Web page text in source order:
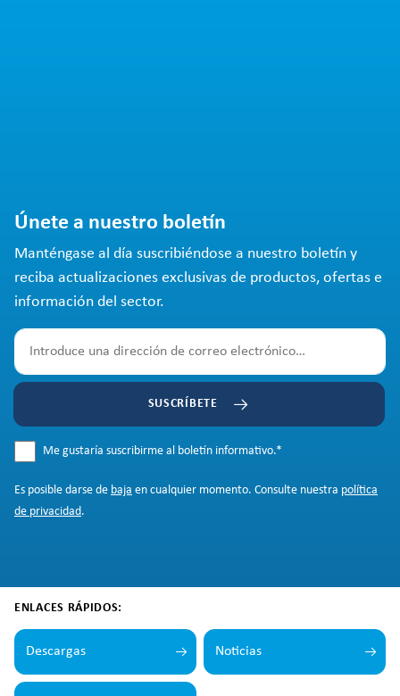
Únete a nuestro boletín
Manténgase al día suscribiéndose a nuestro boletín y
reciba actualizaciones exclusivas de productos, ofertas e
información del sector.
SUSCRÍBETE
Me gustaría suscribirme al boletín informativo.*
Es posible darse de baja en cualquier momento. Consulte nuestra política
de privacidad.
ENLACES RÁPIDOS:
Descargas Noticias